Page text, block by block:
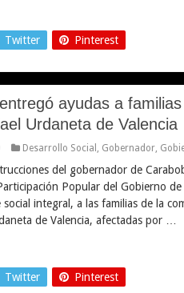
Twitter Pinterest
ayudas a
Urdaneta de Valencia
Desarrollo Social Gobernador
del gobernador de
Popular del Gobierno
integral, a las familias de la
de Valencia, afectadas por …
Twitter Pinterest